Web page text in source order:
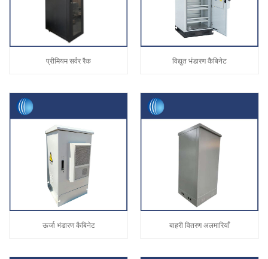
प्रीमियम सर्वर रैक विद्युत भंडारण कैबिनेट
ऊर्जा भंडारण कैबिनेट बाहरी वितरण अलमारियाँ